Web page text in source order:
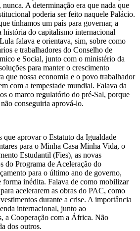
nunca. A determinação era que nada que
poderia ser feito naquele Palácio.
tínhamos um país para governar, a
história do capitalismo internacional
falava e orientava, sim, sobre como
e trabalhadores do Conselho de
e Social, junto com o ministério da
para manter o crescimento
que nossa economia e o povo trabalhador
com a tempestade mundial. Falava da
o marco regulatório do pré-Sal, porque
conseguiria aprová-lo.
que aprovar o Estatuto da Igualdade
para o Minha Casa Minha Vida, o
Estudantil (Fies), as novas
do Programa de Aceleração do
para o último ano de governo,
forma inédita. Falava de como mobilizar
acelerarem as obras do PAC, como
durante a crise. A importância
internacional, junto ao
a Cooperação com a África. Não
dos outros.